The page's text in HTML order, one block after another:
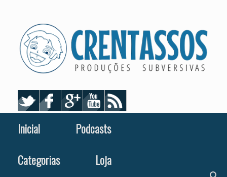
Inicial
Podcasts
Categorias
Loja